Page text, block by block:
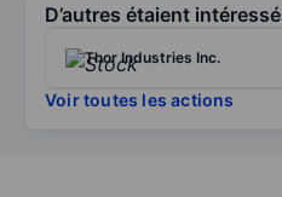
D’autres étaient
Thor Industries Inc.
Voir toutes les actions